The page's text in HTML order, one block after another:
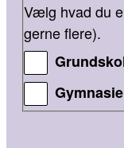
Vælg hvad du
gerne flere).
Gymnasie